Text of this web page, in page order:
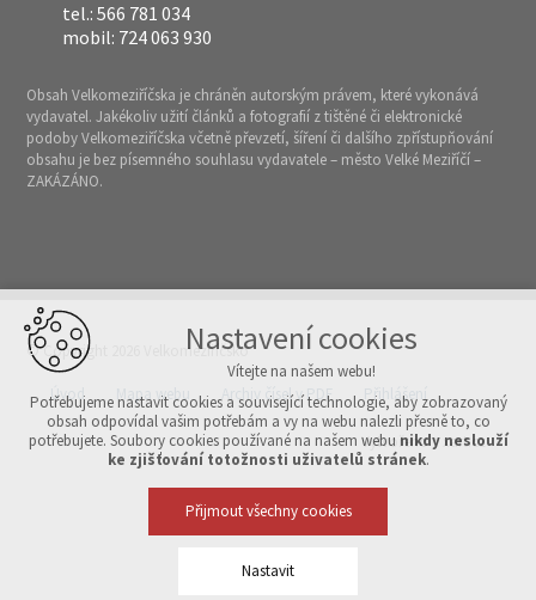
tel.: 566 781 034
mobil: 724 063 930
Obsah Velkomeziříčska je chráněn autorským právem, které vykonává
vydavatel. Jakékoliv užití článků a fotografií z tištěné či elektronické
podoby Velkomeziříčska včetně převzetí, šíření či dalšího zpřístupňování
obsahu je bez písemného souhlasu vydavatele – město Velké Meziříčí –
ZAKÁZÁNO.
© Copyright 2026 Velkomeziříčsko
Úvod Mapa webu Archiv čísel v PDF Přihlášení
Vytvořeno v xart.cz
Nastavení cookies
Vítejte na našem webu!
Potřebujeme nastavit cookies a související technologie, aby zobrazovaný
obsah odpovídal vašim potřebám a vy na webu nalezli přesně to, co
potřebujete. Soubory cookies používané na našem webu nikdy neslouží
ke zjišťování totožnosti uživatelů stránek.
Přijmout všechny cookies
Nastavit